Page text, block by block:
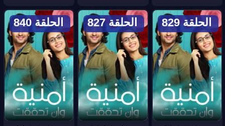
الحلقة 829 الحلقة 827 الحلقة 840